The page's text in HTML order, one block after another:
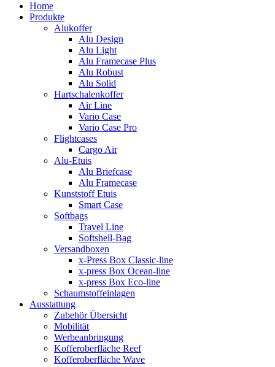
Home
Produkte
Alukoffer
Alu Design
Alu Light
Alu Framecase Plus
Alu Robust
Alu Solid
Hartschalenkoffer
Air Line
Vario Case
Vario Case Pro
Flightcases
Cargo Air
Alu-Etuis
Alu Briefcase
Alu Framecase
Kunststoff Etuis
Smart Case
Softbags
Travel Line
Softshell-Bag
Versandboxen
x-Press Box Classic-line
x-press Box Ocean-line
x-press Box Eco-line
Schaumstoffeinlagen
Ausstattung
Zubehör Übersicht
Mobilität
Werbeanbringung
Kofferoberfläche Reef
Kofferoberfläche Wave